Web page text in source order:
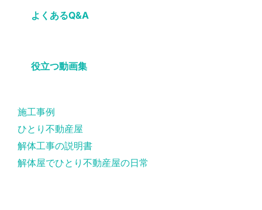
よくあるQ&A
役立つ動画集
施工事例
ひとり不動産屋
解体工事の説明書
解体屋でひとり不動産屋の日常